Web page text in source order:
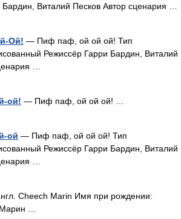
Виталий Песков Автор сценария …
Ой! — Пиф паф, ой ой ой! Тип
Режиссёр Гарри Бардин, Виталий
…
ой! — Пиф паф, ой ой ой! …
ой — Пиф паф, ой ой ой! Тип
Режиссёр Гарри Бардин, Виталий
…
Cheech Marin Имя при рождении:
…